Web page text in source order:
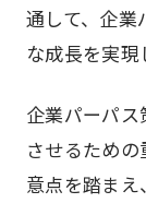
通して、企業
な成長を実現
企業パーパ
させるため
意点を踏ま